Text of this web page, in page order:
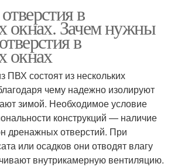
в
окнах. Зачем нужны
в
окнах
ПВХ состоят из нескольких
чему надежно изолируют
зимой. Необходимое условие
конструкций — наличие
дренажных отверстий. При
или осадков они отводят влагу
внутрикамерную вентиляцию.